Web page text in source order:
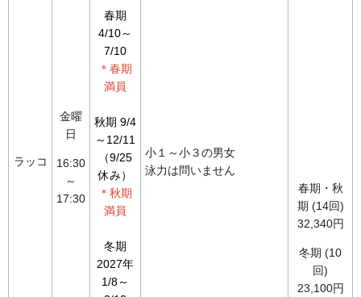
ラッコ
金曜
日
16:30
～
17:30
春期
4/10～
7/10
＊春期
満員
秋期 9/4
～12/11
（9/25
休み）
＊秋期
満員
冬期
2027年
1/8～
小１～小３の男女
泳力は問いません
春期・秋
期 (14回)
32,340円
冬期 (10
回)
23,100円